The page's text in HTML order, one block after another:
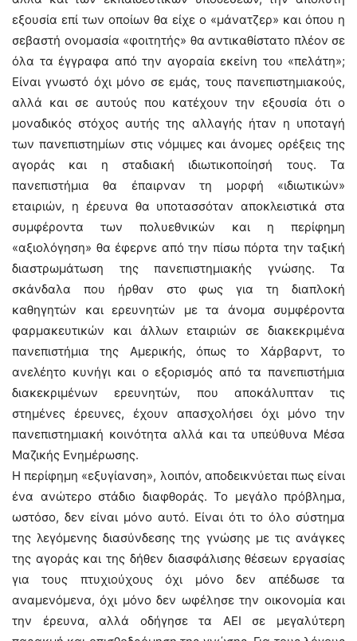
εξουσία επί των οποίων θα είχε ο «μάνατζερ» και όπου η
σεβαστή ονομασία «φοιτητής» θα αντικαθίστατο πλέον σε
όλα τα έγγραφα από την αγοραία εκείνη του «πελάτη»;
Είναι γνωστό όχι μόνο σε εμάς, τους πανεπιστημιακούς,
αλλά και σε αυτούς που κατέχουν την εξουσία ότι ο
μοναδικός στόχος αυτής της αλλαγής ήταν η υποταγή
των πανεπιστημίων στις νόμιμες και άνομες ορέξεις της
αγοράς και η σταδιακή ιδιωτικοποίησή τους. Τα
πανεπιστήμια θα έπαιρναν τη μορφή «ιδιωτικών»
εταιριών, η έρευνα θα υποτασσόταν αποκλειστικά στα
συμφέροντα των πολυεθνικών και η περίφημη
«αξιολόγηση» θα έφερνε από την πίσω πόρτα την ταξική
διαστρωμάτωση της πανεπιστημιακής γνώσης. Τα
σκάνδαλα που ήρθαν στο φως για τη διαπλοκή
καθηγητών και ερευνητών με τα άνομα συμφέροντα
φαρμακευτικών και άλλων εταιριών σε διακεκριμένα
πανεπιστήμια της Αμερικής, όπως το Χάρβαρντ, το
ανελέητο κυνήγι και ο εξορισμός από τα πανεπιστήμια
διακεκριμένων ερευνητών, που αποκάλυπταν τις
στημένες έρευνες, έχουν απασχολήσει όχι μόνο την
πανεπιστημιακή κοινότητα αλλά και τα υπεύθυνα Μέσα
Μαζικής Ενημέρωσης.
Η περίφημη «εξυγίανση», λοιπόν, αποδεικνύεται πως είναι
ένα ανώτερο στάδιο διαφθοράς. Το μεγάλο πρόβλημα,
ωστόσο, δεν είναι μόνο αυτό. Είναι ότι το όλο σύστημα
της λεγόμενης διασύνδεσης της γνώσης με τις ανάγκες
της αγοράς και της δήθεν διασφάλισης θέσεων εργασίας
για τους πτυχιούχους όχι μόνο δεν απέδωσε τα
αναμενόμενα, όχι μόνο δεν ωφέλησε την οικονομία και
την έρευνα, αλλά οδήγησε τα ΑΕΙ σε μεγαλύτερη